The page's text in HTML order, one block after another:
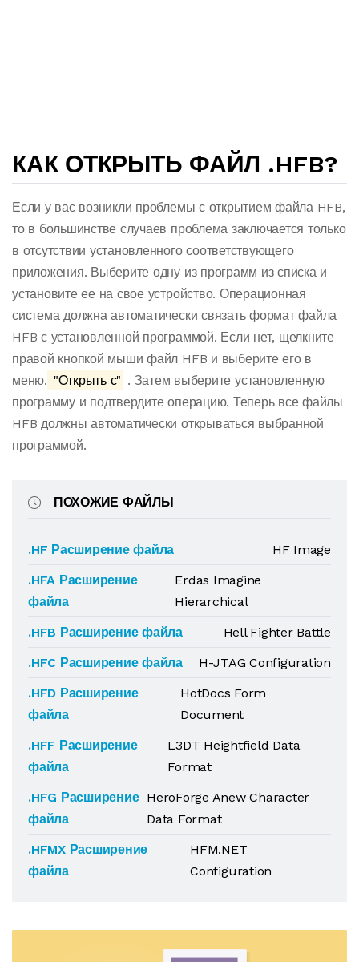
КАК ОТКРЫТЬ ФАЙЛ .HFB?
Если у вас возникли проблемы с открытием файла HFB,
то в большинстве случаев проблема заключается только
в отсутствии установленного соответствующего
приложения. Выберите одну из программ из списка и
установите ее на свое устройство. Операционная
система должна автоматически связать формат файла
HFB с установленной программой. Если нет, щелкните
правой кнопкой мыши файл HFB и выберите его в
меню. "Открыть с" . Затем выберите установленную
программу и подтвердите операцию. Теперь все файлы
HFB должны автоматически открываться выбранной
программой.
ПОХОЖИЕ ФАЙЛЫ
.HF Расширение файла
HF Image
.HFA Расширение
файла
Erdas Imagine
Hierarchical
.HFB Расширение файла
Hell Fighter Battle
.HFC Расширение файла
H-JTAG Configuration
.HFD Расширение
файла
HotDocs Form
Document
.HFF Расширение
файла
L3DT Heightfield Data
Format
.HFG Расширение
файла
HeroForge Anew Character
Data Format
.HFMX Расширение
файла
HFM.NET
Configuration